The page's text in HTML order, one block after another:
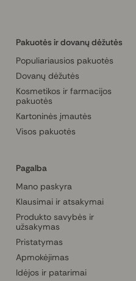
Pakuotės ir dovanų dėžutės
Populiariausios pakuotės
Dovanų dėžutės
Kosmetikos ir farmacijos
pakuotės
Kartoninės įmautės
Visos pakuotės
Pagalba
Mano paskyra
Klausimai ir atsakymai
Produkto savybės ir
užsakymas
Pristatymas
Apmokėjimas
Idėjos ir patarimai